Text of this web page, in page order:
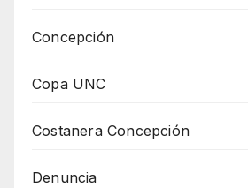
Concepción
Copa UNC
Costanera Concepción
Denuncia